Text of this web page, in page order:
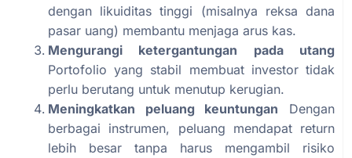
dengan likuiditas tinggi (misalnya reksa dana
pasar uang) membantu menjaga arus kas.
Mengurangi ketergantungan pada utang
Portofolio yang stabil membuat investor tidak
perlu berutang untuk menutup kerugian.
Meningkatkan peluang keuntungan Dengan
berbagai instrumen, peluang mendapat return
lebih besar tanpa harus mengambil risiko